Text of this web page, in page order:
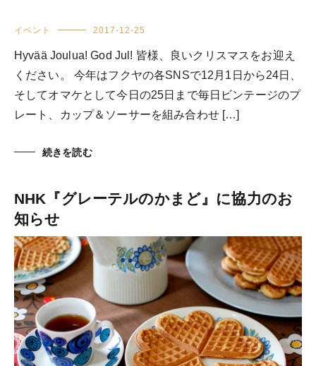
イベント 2017-12-25
Hyvää Joulua! God Jul! 皆様、良いクリスマスをお迎え
ください。 今年はフクヤの各SNSで12月1日から24日、
そしてオマケとして今日の25日まで毎日ビンテージのプ
レート、カップ＆ソーサーを組み合わせ […]
続きを読む
NHK『グレーテルのかまど』に協力のお
知らせ